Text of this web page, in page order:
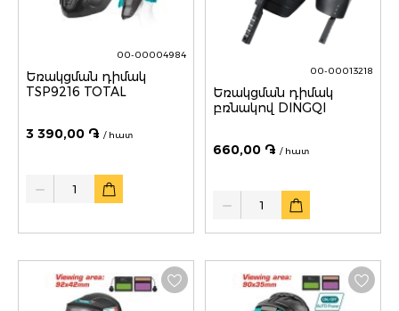
00-00004984
Եռակցման դիմակ
TSP9216 TOTAL
3 390,00 ֏ / հատ
00-00013218
Եռակցման դիմակ
բռնակով DINGQI
660,00 ֏ / հատ